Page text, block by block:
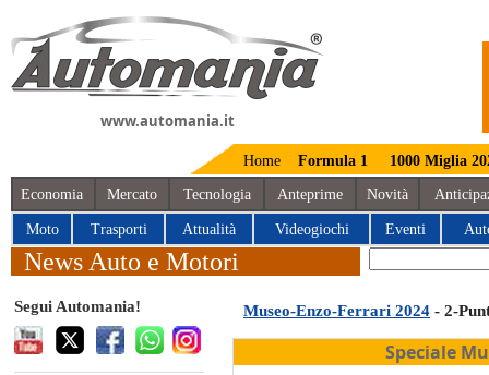
www.automania.it
Home Formula 1 1000 Miglia
Economia Mercato Tecnologia Anteprime Novità
Moto Trasporti Attualità Videogiochi Eventi
News Auto e Motori
Segui Automania! Museo-Enzo-Ferrari 2024 - 2-
Speciale